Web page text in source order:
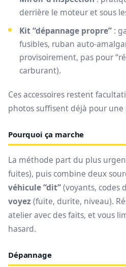
derrière le moteur et sous
Kit “dépannage propre” :
fusibles, ruban auto-
provisoirement, pas pour
carburant).
Ces accessoires restent
photos suffisent déjà pour une
Pourquoi ça marche
La méthode part du plus
fuites), puis combine deux
véhicule “dit”(voyants, codes
voyez (fuite, durite, niveau).
atelier avec des faits, et vous
hasard.
Dépannage